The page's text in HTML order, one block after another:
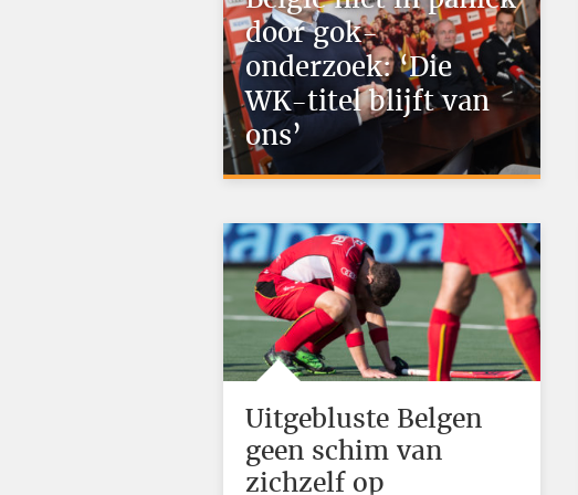
door gok-
onderzoek: ‘Die
WK-titel blijft van
ons’
Uitgebluste Belgen
geen schim van
zichzelf op